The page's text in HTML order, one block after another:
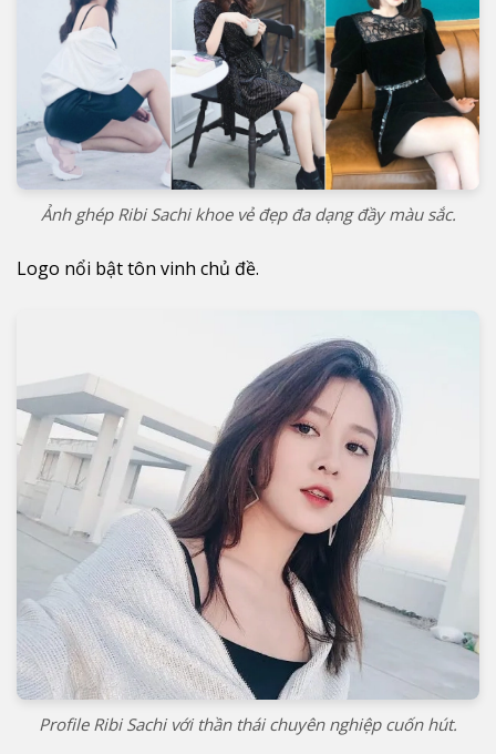
Ảnh ghép Ribi Sachi khoe vẻ đẹp đa dạng đầy màu sắc.
Logo nổi bật tôn vinh chủ đề.
Profile Ribi Sachi với thần thái chuyên nghiệp cuốn hút.